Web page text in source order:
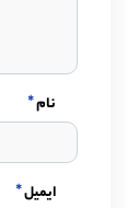
نام*
ایمیل*